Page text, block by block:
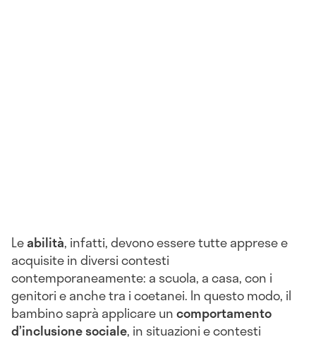
Leabilità, infatti, devono essere tutte apprese e
acquisite in diversi contesti
contemporaneamente: a scuola, a casa, con i
genitori e anche tra i coetanei. In questo modo, il
bambino saprà applicare uncomportamento
d’inclusione sociale, in situazioni e contesti